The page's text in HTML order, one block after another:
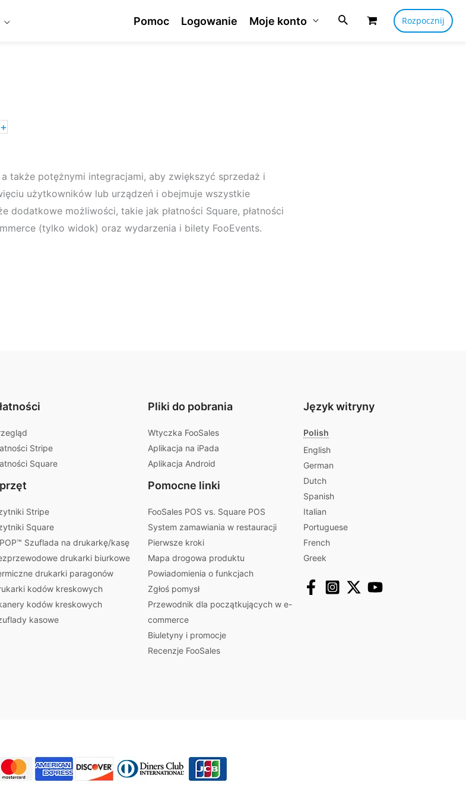
Pomoc Logowanie Moje konto Rozpocznij
+
także potężnymi integracjami, aby zwiększyć sprzedaż i
użytkowników lub urządzeń i obejmuje wszystkie
dodatkowe możliwości, takie jak płatności Square, płatności
(tylko widok) oraz wydarzenia i bilety FooEvents.
Stripe
Square
Stripe
Square
Szuflada na drukarkę/kasę
drukarki biurkowe
drukarki paragonów
kodów kreskowych
kodów kreskowych
kasowe
Pliki do pobrania
Wtyczka FooSales
Aplikacja na iPada
Aplikacja Android
Pomocne linki
FooSales POS vs. Square POS
System zamawiania w restauracji
Pierwsze kroki
Mapa drogowa produktu
Powiadomienia o funkcjach
Zgłoś pomysł
Przewodnik dla początkujących w e-
commerce
Biuletyny i promocje
Recenzje FooSales
Język witryny
Polish
English
German
Dutch
Spanish
Italian
Portuguese
French
Greek